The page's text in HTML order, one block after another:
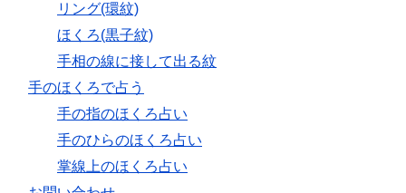
リング(環紋)
ほくろ(黒子紋)
手相の線に接して出る紋
手のほくろで占う
手の指のほくろ占い
手のひらのほくろ占い
掌線上のほくろ占い